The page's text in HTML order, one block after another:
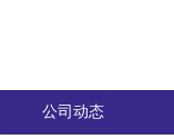
公司动态